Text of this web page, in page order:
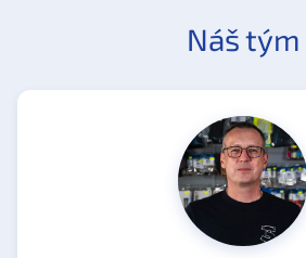
Náš tým